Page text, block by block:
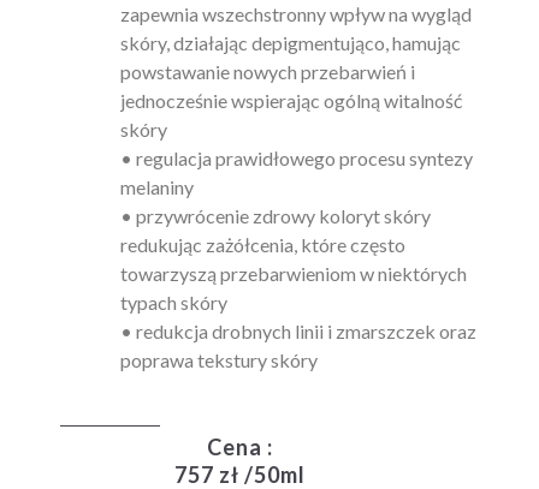
zapewnia wszechstronny wpływ na wygląd
skóry, działając depigmentująco, hamując
powstawanie nowych przebarwień i
jednocześnie wspierając ogólną witalność
skóry
• regulacja prawidłowego procesu syntezy
melaniny
• przywrócenie zdrowy koloryt skóry
redukując zażółcenia, które często
towarzyszą przebarwieniom w niektórych
typach skóry
• redukcja drobnych linii i zmarszczek oraz
poprawa tekstury skóry
Cena :
757 zł /50ml